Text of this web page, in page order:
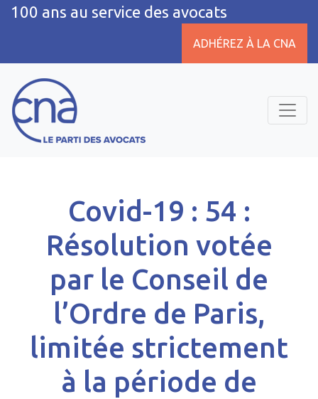
100 ans au service des avocats
ADHÉREZ À LA CNA
Covid-19 : 54 :
Résolution votée
par le Conseil de
l’Ordre de Paris,
limitée strictement
à la période de